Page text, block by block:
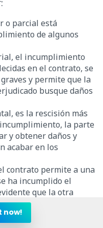
o parcial está
de algunos
el incumplimiento
en el contrato, se
y permite que la
busque daños
es la rescisión más
la parte
y obtener daños y
acabar en los
contrato permite a una
ha incumplido el
que la otra
del contrato en
now!